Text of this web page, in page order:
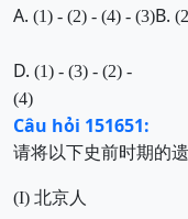
A. (1) - (2) - (4) - (3)B.
D. (1) - (3) - (2) -
(4)
Câu hỏi 151651:
请将以下史前时期的
(I) 北京人